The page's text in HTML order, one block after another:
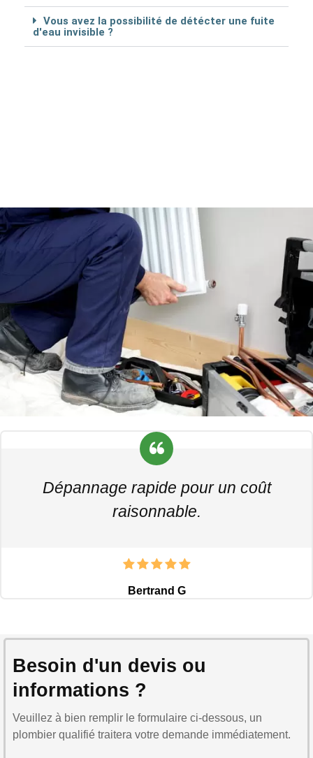
Vous avez la possibilité de détécter une fuite
d'eau invisible ?
Dépannage rapide pour un coût
raisonnable.
Bertrand G
Besoin d'un devis ou
informations ?
Veuillez à bien remplir le formulaire ci-dessous, un
plombier qualifié traitera votre demande immédiatement.